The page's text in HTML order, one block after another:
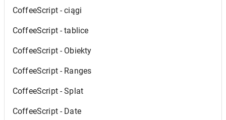
CoffeeScript - ciągi
CoffeeScript - tablice
CoffeeScript - Obiekty
CoffeeScript - Ranges
CoffeeScript - Splat
CoffeeScript - Date